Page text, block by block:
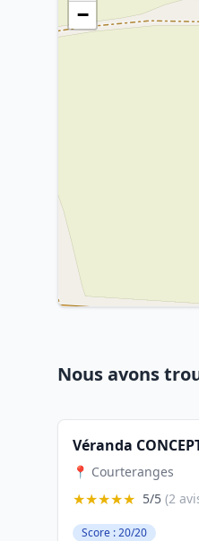
−
Nous avons
Véranda
📍 Courteranges
★★★★★ 5/5 (2
Score : 20/20